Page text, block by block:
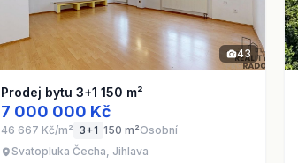
43
Prodej bytu 3+1 150 m²
7 000 000 Kč
46 667 Kč/m² 3+1 150 m²Osobní
Svatopluka Čecha, Jihlava